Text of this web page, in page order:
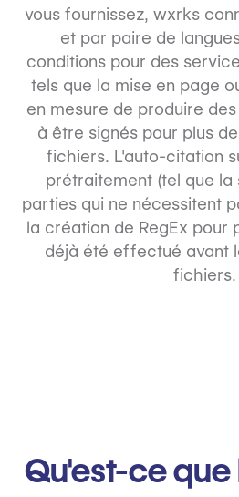
vous fournissez, wxrks
et par paire de
conditions pour des
tels que la mise en page
en mesure de produire
à être signés pour plus
fichiers. L'auto-citation
prétraitement (tel que la
parties qui ne nécessitent
la création de RegEx pour
déjà été effectué avant
fichiers.
Qu'est-ce